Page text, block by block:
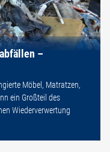
–
Möbel, Matratzen,
ein Großteil des
Wiederverwertung